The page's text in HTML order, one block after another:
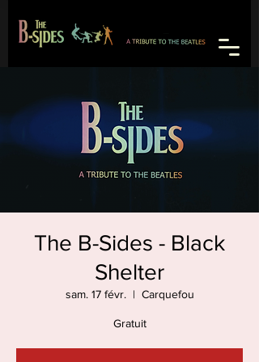
The B-Sides - Black
Shelter
sam. 17 févr.
  |
Carquefou
Gratuit